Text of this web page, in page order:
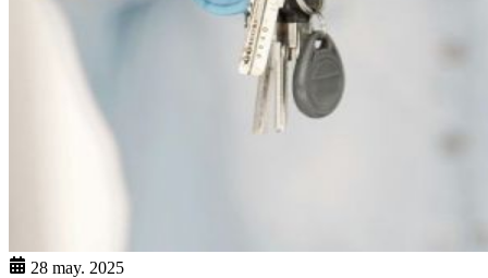
28 may. 2025